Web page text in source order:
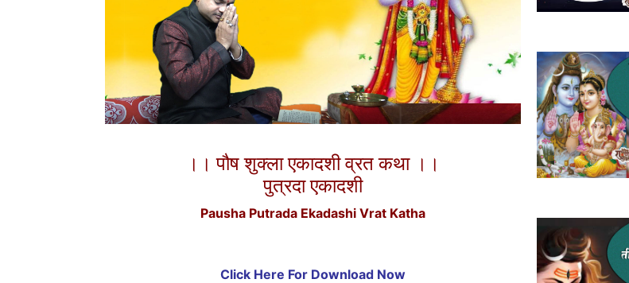
।। पौष शुक्ला एकादशी व्रत कथा ।।
पुत्रदा एकादशी
Pausha Putrada Ekadashi Vrat Katha
Click Here For Download Now